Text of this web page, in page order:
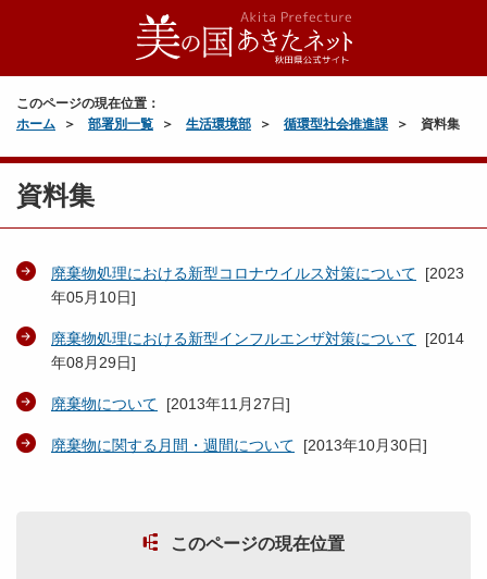
このページの現在位置：
ホーム
部署別一覧 生活環境部 循環型社会推進課 資料集
資料集
廃棄物処理における新型コロナウイルス対策について [2023
年05月10日]
廃棄物処理における新型インフルエンザ対策について [2014
年08月29日]
廃棄物について [2013年11月27日]
廃棄物に関する月間・週間について [2013年10月30日]
このページの現在位置